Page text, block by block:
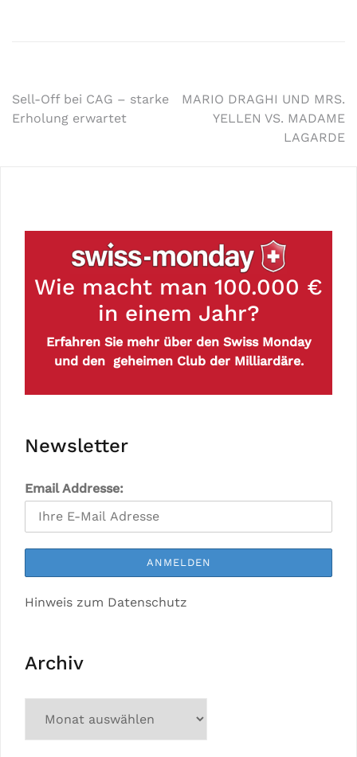
Sell-Off bei CAG – starke
Erholung erwartet
MARIO DRAGHI UND MRS.
YELLEN VS. MADAME
LAGARDE
Wie macht man 100.000 €
in einem Jahr?
Erfahren Sie mehr über den Swiss Monday
und den geheimen Club der Milliardäre.
Newsletter
Email Addresse:
Hinweis zum Datenschutz
Archiv